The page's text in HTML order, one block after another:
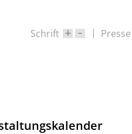
Schrift Presse